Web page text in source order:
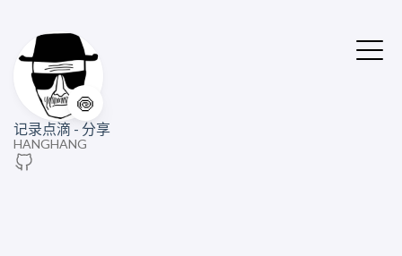
🍥
记录点滴 - 分享
HANGHANG